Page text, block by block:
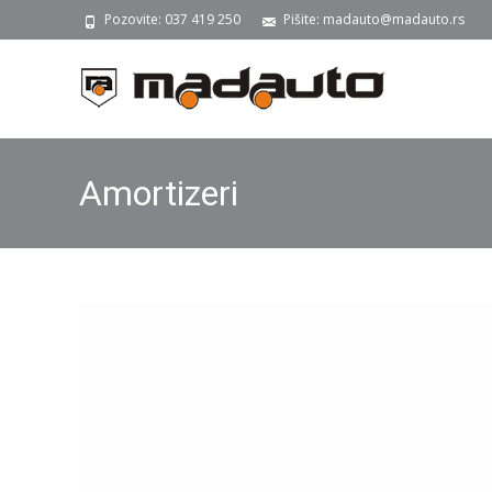
Pozovite: 037 419 250 Pišite: madauto@madauto.rs
Amortizeri